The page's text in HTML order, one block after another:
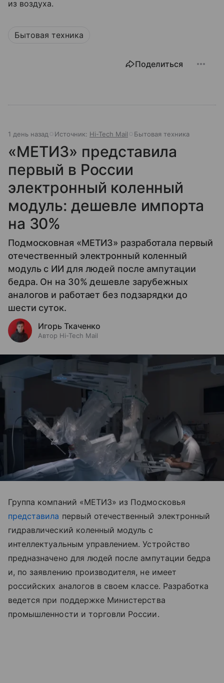
из воздуха.
Бытовая техника
Поделиться
1 день назад Источник: Hi-Tech Mail Бытовая техника
«МЕТИЗ» представила
первый в России
электронный коленный
модуль: дешевле импорта
на 30%
Подмосковная «МЕТИЗ» разработала первый
отечественный электронный коленный
модуль с ИИ для людей после ампутации
бедра. Он на 30% дешевле зарубежных
аналогов и работает без подзарядки до
шести суток.
Игорь Ткаченко
Автор Hi-Tech Mail
Группа компаний «МЕТИЗ» из Подмосковья
представила первый отечественный электронный
гидравлический коленный модуль с
интеллектуальным управлением. Устройство
предназначено для людей после ампутации бедра
и, по заявлению производителя, не имеет
российских аналогов в своем классе. Разработка
ведется при поддержке Министерства
промышленности и торговли России.